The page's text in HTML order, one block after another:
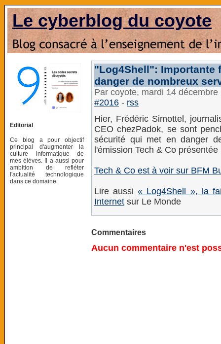
Le cyberblog du coyote
Editorial
Ce blog a pour objectif
principal d'augmenter la
culture informatique de
mes élèves. Il a aussi pour
ambition de refléter
l'actualité technologique
dans ce domaine.
"Log4Shell": Importante
danger de nombreux
Par coyote, mardi 14
#2016 - rss
Hier, Frédéric Simottel,
CEO chezPadok, se sont
sécurité qui met en danger
l'émission Tech & Co
Tech & Co est à voir sur BFM
Lire aussi« Log4Shell », la
Internet sur Le Monde
Commentaires
Aucun commentaire n'est